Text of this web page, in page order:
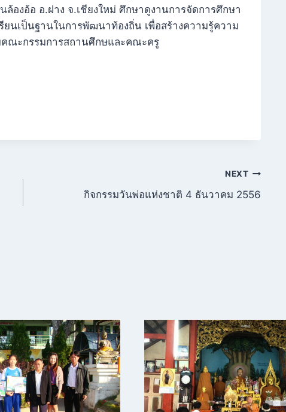
ล้องอ้อ อ.ฝาง จ.เชียงใหม่ ศึกษาดูงานการจัดการศึกษา
รียนเป็นฐานในการพัฒนาท้องถิ่น เพื่อสร้างความรู้ความ
คณะกรรมการสถานศึกษและคณะครู
NEXT
กิจกรรมวันพ่อแห่งชาติ 4 ธันวาคม 2556